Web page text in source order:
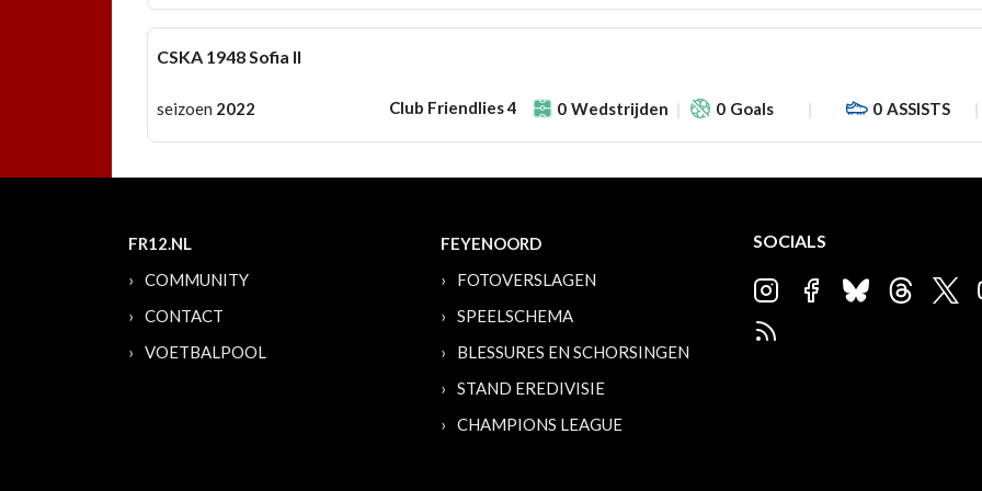
CSKA 1948 Sofia II
seizoen 2022 Club Friendlies 4 0 Wedstrijden 0 Goals 0 ASSISTS
FR12.NL
COMMUNITY
CONTACT
VOETBALPOOL
FEYENOORD
FOTOVERSLAGEN
SPEELSCHEMA
BLESSURES EN SCHORSINGEN
STAND EREDIVISIE
CHAMPIONS LEAGUE
SOCIALS